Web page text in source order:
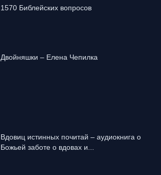
1570 Библейских вопросов
Двойняшки – Елена Чепилка
Вдовиц истинных почитай – аудиокнига о
Божьей заботе о вдовах и...